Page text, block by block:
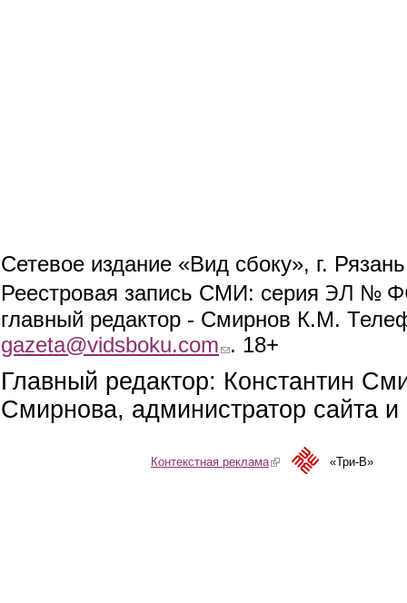
Сетевое издание «Вид сбоку», г.
Реестровая запись СМИ: серия ЭЛ №
главный редактор - Смирнов К.М.
gazeta@vidsboku.com (link sends e-mail)
. 18+
Главный редактор: Константин
Смирнова, администратор сайта
Контекстная реклама(link is external)«Три-В»